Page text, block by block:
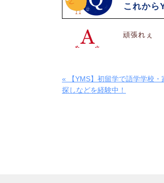
これから
頑張れぇ
« 【YMS】初留学で語学学校・
探しなどを経験中！